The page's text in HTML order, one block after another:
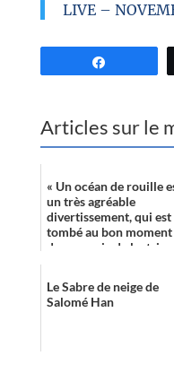
LIVE –
Articles sur le
« Un océan de rouille
un très agréable
divertissement, qui est
tombé au bon moment
dans ma vie de lectrice,
Le Sabre de neige de
Salomé Han